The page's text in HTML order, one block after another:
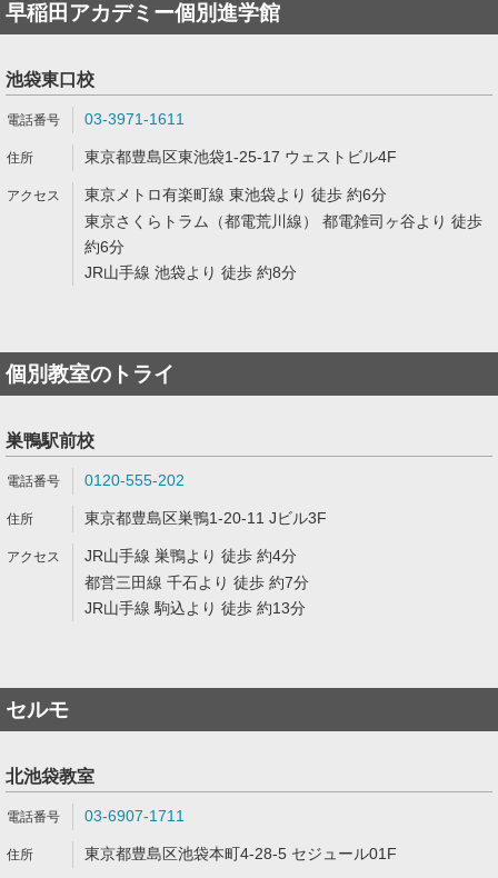
早稲田アカデミー個別進学館
池袋東口校
03-3971-1611
東京都豊島区東池袋1-25-17 ウェストビル4F
東京メトロ有楽町線 東池袋より 徒歩 約6分
東京さくらトラム（都電荒川線） 都電雑司ヶ谷より 徒歩
約6分
JR山手線 池袋より 徒歩 約8分
個別教室のトライ
巣鴨駅前校
0120-555-202
東京都豊島区巣鴨1-20-11 Jビル3F
JR山手線 巣鴨より 徒歩 約4分
都営三田線 千石より 徒歩 約7分
JR山手線 駒込より 徒歩 約13分
セルモ
北池袋教室
03-6907-1711
東京都豊島区池袋本町4-28-5 セジュール01F